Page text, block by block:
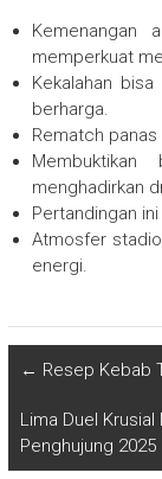
Kemenangan
memperkuat
Kekalahan
berharga.
Rematch panas
menghadirkan
Pertandingan
Atmosfer
energi.
← Resep Kebab
Lima Duel
Penghujung 2025